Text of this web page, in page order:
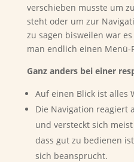
verschieben musste um
steht oder um zur
zu sagen bisweilen war
man endlich einen Menü-
Ganz anders bei einer
Auf einen Blick ist alles
Die Navigation reagiert
und versteckt sich
dass gut zu bedienen
sich beansprucht.